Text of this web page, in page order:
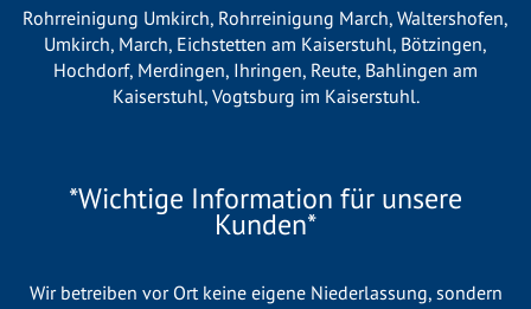
Rohrreinigung Umkirch, Rohrreinigung March, Waltershofen,
Umkirch, March, Eichstetten am Kaiserstuhl, Bötzingen,
Hochdorf, Merdingen, Ihringen, Reute, Bahlingen am
Kaiserstuhl, Vogtsburg im Kaiserstuhl.
*Wichtige Information für unsere
Kunden*
Wir betreiben vor Ort keine eigene Niederlassung, sondern